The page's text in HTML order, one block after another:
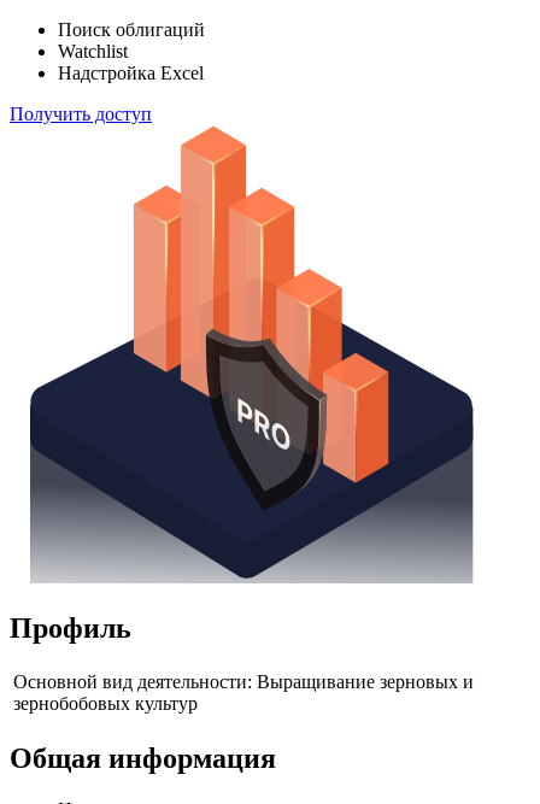
Поиск облигаций
Watchlist
Надстройка Excel
Получить доступ
Профиль
Основной вид деятельности: Выращивание зерновых и
зернобобовых культур
Общая информация